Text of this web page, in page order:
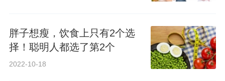
胖子想瘦，饮食上只有2个选
择！聪明人都选了第2个
2022-10-18